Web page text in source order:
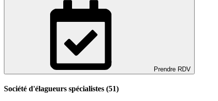
Prendre RDV
Société d'élagueurs spécialistes (51)